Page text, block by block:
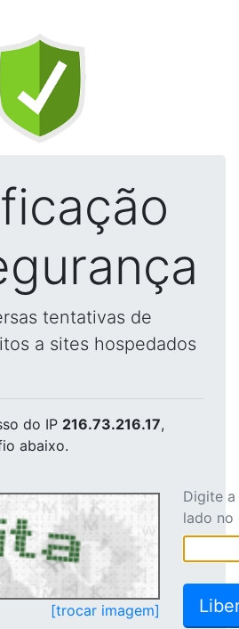
tentativas de
a sites hospedados
do IP 216.73.216.17,
abaixo.
[trocar imagem]
Digite
lado no